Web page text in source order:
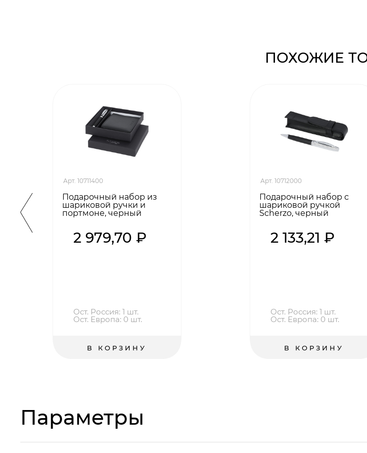
ПОХОЖИЕ
Арт. 10711400
Подарочный набор из
шариковой ручки и
портмоне, черный
2 979,70 ₽
Ост. Россия: 1 шт.
Ост. Европа: 0 шт.
В КОРЗИНУ
Арт. 10712000
Подарочный набор с
шариковой ручкой
Scherzo, черный
2 133,21 ₽
Ост. Россия: 1 шт.
Ост. Европа: 0 шт.
В КОРЗИНУ
Параметры